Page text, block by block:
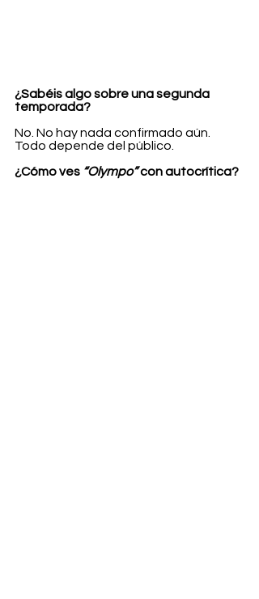
¿Sabéis algo sobre una segunda
temporada?
No. No hay nada confirmado aún.
Todo depende del público.
¿Cómo ves “Olympo” con autocrítica?